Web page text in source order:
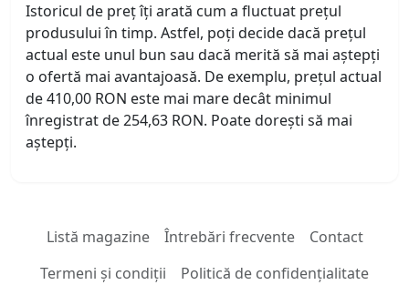
Istoricul de preț îți arată cum a fluctuat prețul
produsului în timp. Astfel, poți decide dacă prețul
actual este unul bun sau dacă merită să mai aștepți
o ofertă mai avantajoasă. De exemplu, prețul actual
de 410,00 RON este mai mare decât minimul
înregistrat de 254,63 RON. Poate dorești să mai
aștepți.
Listă magazine Întrebări frecvente
Contact
Termeni și condiții
Politică de confidențialitate